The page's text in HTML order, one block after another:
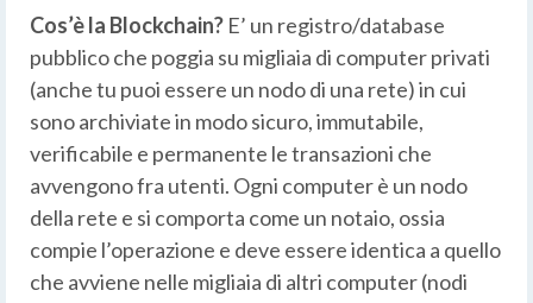
Cos’è la Blockchain? E’ un registro/database
pubblico che poggia su migliaia di computer privati
(anche tu puoi essere un nodo di una rete) in cui
sono archiviate in modo sicuro, immutabile,
verificabile e permanente le transazioni che
avvengono fra utenti. Ogni computer è un nodo
della rete e si comporta come un notaio, ossia
compie l’operazione e deve essere identica a quello
che avviene nelle migliaia di altri computer (nodi